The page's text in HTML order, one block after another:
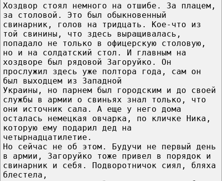
Хоздвор стоял немного на отшибе. За плацем,
за столовой. Это был обыкновенный
свинарник, голов на тридцать. Кое-что из
той свинины, что здесь выращивалась,
попадало не только в офицерскую столовую,
но и на солдатский стол. И главным на
хоздворе был рядовой Загоруйко. Он
прослужил здесь уже полтора года, сам он
был выходцем из Западной
Украины, но парнем был городским и до своей
службы в армии о свиньях знал только, что
они источник сала. А еще у него дома
осталась немецкая овчарка, по кличке Ника,
которую ему подарил дед на
четырнадцатилетие.
Но сейчас не об этом. Будучи не первый день
в армии, Загоруйко тоже привел в порядок и
свинарник и себя. Подворотничок сиял, бляха
блестела,